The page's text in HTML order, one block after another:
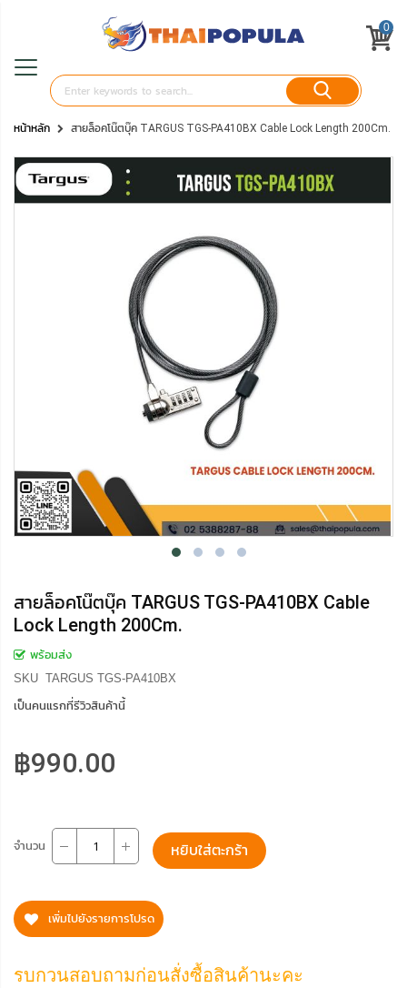
0
หน้าหลัก สายล็อคโน๊ตบุ๊ค TARGUS TGS-PA410BX Cable Lock Length 200Cm.
สายล็อคโน๊ตบุ๊ค TARGUS TGS-PA410BX Cable
Lock Length 200Cm.
พร้อมส่ง
SKU TARGUS TGS-PA410BX
เป็นคนแรกที่รีวิวสินค้านี้
฿990.00
จำนวน หยิบใส่ตะกร้า
เพิ่มไปยังรายการโปรด
รบกวนสอบถามก่อนสั่งซื้อสินค้านะคะ